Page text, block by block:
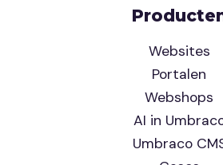
Websites
Portalen
Webshops
AI in
Umbraco